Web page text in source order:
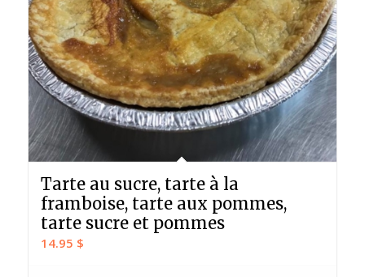
Tarte au sucre, tarte à la
framboise, tarte aux pommes,
tarte sucre et pommes
14.95 $